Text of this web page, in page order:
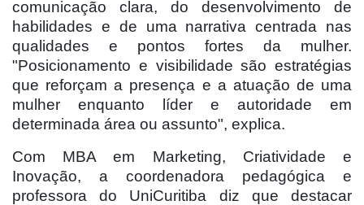
comunicação clara, do desenvolvimento de
habilidades e de uma narrativa centrada nas
qualidades e pontos fortes da mulher.
"Posicionamento e visibilidade são estratégias
que reforçam a presença e a atuação de uma
mulher enquanto líder e autoridade em
determinada área ou assunto", explica.
Com MBA em Marketing, Criatividade e
Inovação, a coordenadora pedagógica e
professora do UniCuritiba diz que destacar